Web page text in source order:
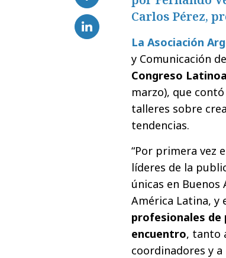
Carlos Pérez,
La Asociación
y Comunicación
Congreso
marzo), que
talleres sobre
tendencias.
“Por primera vez
líderes de la
únicas en
América Latina, y
profesionales
encuentro, tanto
coordinadores y